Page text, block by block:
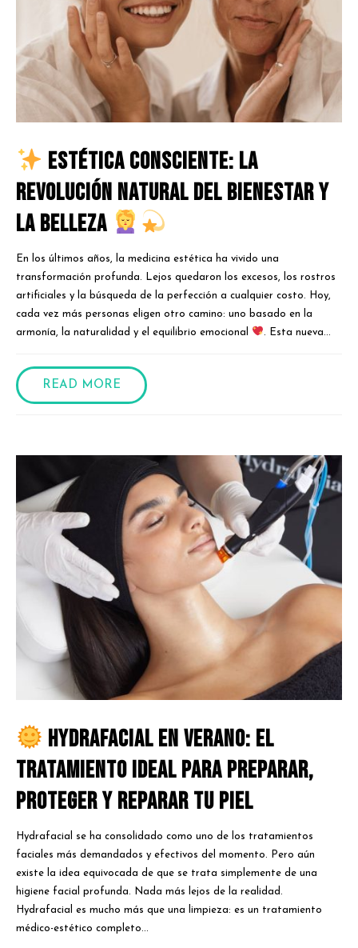
Estética Consciente: La
Revolución Natural del Bienestar y
la Belleza
En los últimos años, la medicina estética ha vivido una
transformación profunda. Lejos quedaron los excesos, los rostros
artificiales y la búsqueda de la perfección a cualquier costo. Hoy,
cada vez más personas eligen otro camino: uno basado en la
armonía, la naturalidad y el equilibrio emocional
. Esta nueva...
READ MORE
Hydrafacial en verano: El
tratamiento ideal para preparar,
proteger y reparar tu piel
Hydrafacial se ha consolidado como uno de los tratamientos
faciales más demandados y efectivos del momento. Pero aún
existe la idea equivocada de que se trata simplemente de una
higiene facial profunda. Nada más lejos de la realidad.
Hydrafacial es mucho más que una limpieza: es un tratamiento
médico-estético completo...